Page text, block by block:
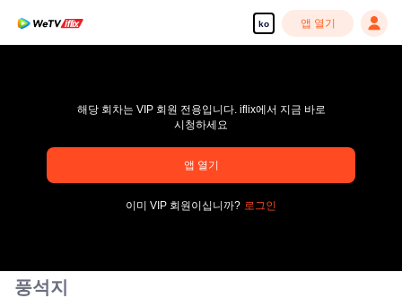
ko 앱 열기
pay limit
오류 코드: 70013083.-1-985c334eeb41baec7fd4683728ded33c
해당 회차는 VIP 회원 전용입니다. iflix에서 지금 바로
시청하세요
앱 열기
이미 VIP 회원이십니까? 로그인
풍석지